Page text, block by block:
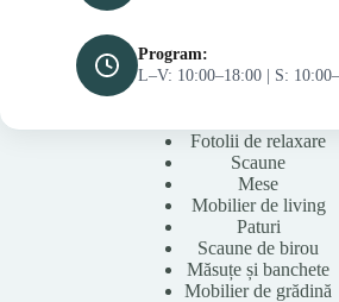
Program:
L–V: 10:00–18:00 | S:
Fotolii de relaxare
Scaune
Mese
Mobilier de living
Paturi
Scaune de birou
Măsuțe și banchete
Mobilier de grădină